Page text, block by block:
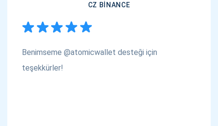
CZ BINANCE
Benimseme @atomicwallet desteği için
teşekkürler!